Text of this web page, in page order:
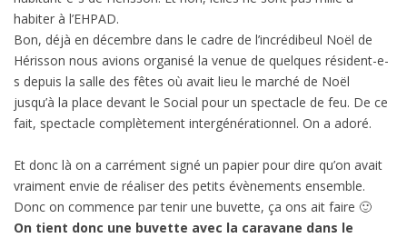
habiter à l’EHPAD.
Bon, déjà en décembre dans le cadre de l’incrédibeul Noël de
Hérisson nous avions organisé la venue de quelques résident-e-
s depuis la salle des fêtes où avait lieu le marché de Noël
jusqu’à la place devant le Social pour un spectacle de feu. De ce
fait, spectacle complètement intergénérationnel. On a adoré.
Et donc là on a carrément signé un papier pour dire qu’on avait
vraiment envie de réaliser des petits évènements ensemble.
Donc on commence par tenir une buvette, ça ons ait faire 🙂
On tient donc une buvette avec la caravane dans le